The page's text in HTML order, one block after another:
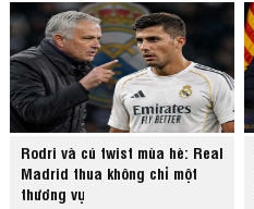
Rodri và cú twist mùa hè: Real
Madrid thua không chỉ một
thương vụ